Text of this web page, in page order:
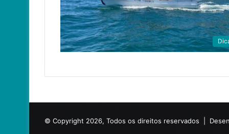
© Copyright 2026, Todos os direitos reservados |